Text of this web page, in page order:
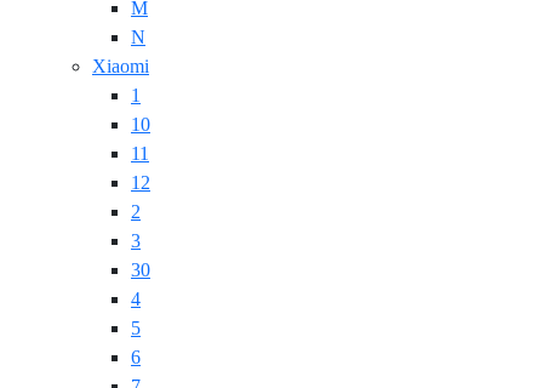
M
N
Xiaomi
1
10
11
12
2
3
30
4
5
6